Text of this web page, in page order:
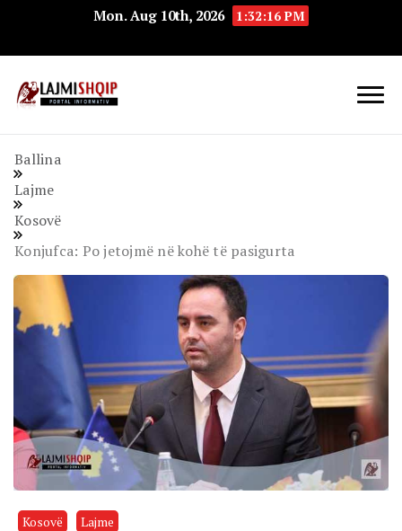
Mon. Aug 10th, 2026 1:32:17 PM
Ballina
Lajme
Kosovë
Konjufca: Po jetojmë në kohë të pasigurta
Kosovë Lajme